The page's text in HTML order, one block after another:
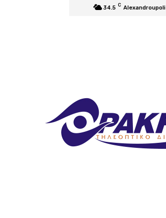
34.5 C Alexandroupoli